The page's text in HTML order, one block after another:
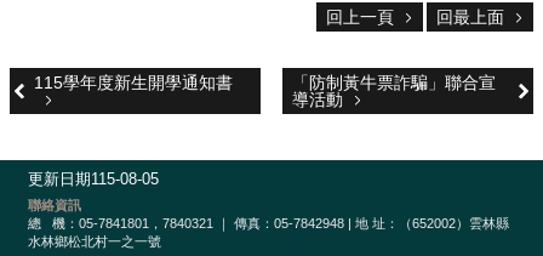
校
告
主
選
回上一頁 回最上面
115學年度新生開學通知書
「防制黃牛票詐騙」聯合宣
導活動
更新日期115-08-05
聯絡資訊
總
機：05-7841801，7840321 ｜ 傳真：05-7842948 | 地 址：（652002）雲林縣
水林鄉松北村一之一號